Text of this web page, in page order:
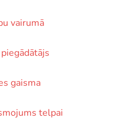
vairumā
gaisma
telpai